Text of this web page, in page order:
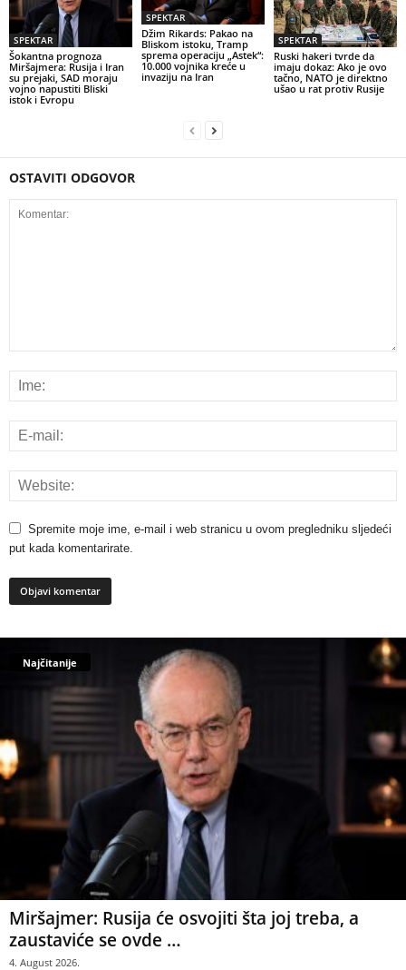
SPEKTAR
Šokantna prognoza
Miršajmera: Rusija i Iran
su prejaki, SAD moraju
vojno napustiti Bliski
istok i Evropu
SPEKTAR
Džim Rikards: Pakao na
Bliskom istoku, Tramp
sprema operaciju „Astek“:
10.000 vojnika kreće u
invaziju na Iran
SPEKTAR
Ruski hakeri tvrde da
imaju dokaz: Ako je ovo
tačno, NATO je direktno
ušao u rat protiv Rusije
OSTAVITI ODGOVOR
Spremite moje ime, e-mail i web stranicu u ovom pregledniku sljedeći
put kada komentarirate.
Najčitanije
Miršajmer: Rusija će osvojiti šta joj treba, a
zaustaviće se ovde …
4. August 2026.